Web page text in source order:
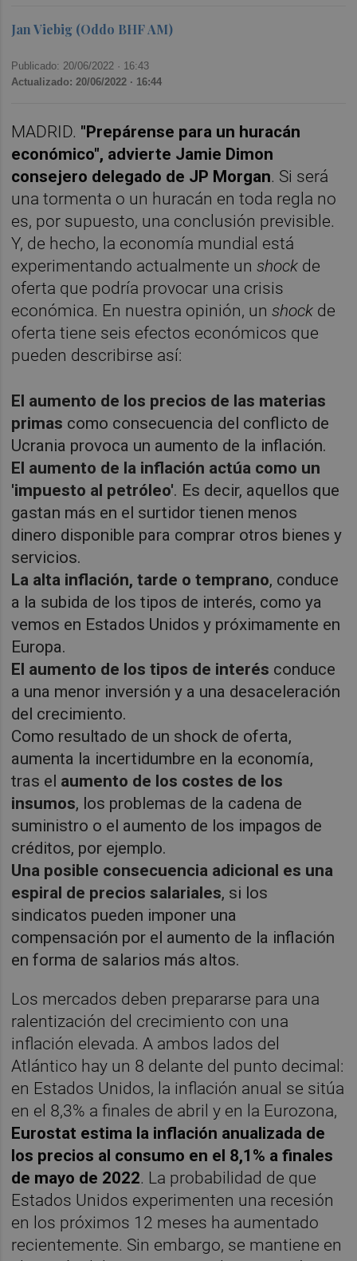
Jan Viebig (Oddo BHF AM)
Publicado: 20/06/2022 · 16:43
Actualizado: 20/06/2022 · 16:44
MADRID. "Prepárense para un huracán
económico", advierte Jamie Dimon
consejero delegado de JP Morgan. Si será
una tormenta o un huracán en toda regla no
es, por supuesto, una conclusión previsible.
Y, de hecho, la economía mundial está
experimentando actualmente un shock de
oferta que podría provocar una crisis
económica. En nuestra opinión, un shock de
oferta tiene seis efectos económicos que
pueden describirse así:
El aumento de los precios de las materias
primas como consecuencia del conflicto de
Ucrania provoca un aumento de la inflación.
El aumento de la inflación actúa como un
'impuesto al petróleo'. Es decir, aquellos que
gastan más en el surtidor tienen menos
dinero disponible para comprar otros bienes y
servicios.
La alta inflación, tarde o temprano, conduce
a la subida de los tipos de interés, como ya
vemos en Estados Unidos y próximamente en
Europa.
El aumento de los tipos de interés conduce
a una menor inversión y a una desaceleración
del crecimiento.
Como resultado de un shock de oferta,
aumenta la incertidumbre en la economía,
tras el aumento de los costes de los
insumos, los problemas de la cadena de
suministro o el aumento de los impagos de
créditos, por ejemplo.
Una posible consecuencia adicional es una
espiral de precios salariales, si los
sindicatos pueden imponer una
compensación por el aumento de la inflación
en forma de salarios más altos.
Los mercados deben prepararse para una
ralentización del crecimiento con una
inflación elevada. A ambos lados del
Atlántico hay un 8 delante del punto decimal:
en Estados Unidos, la inflación anual se sitúa
en el 8,3% a finales de abril y en la Eurozona,
Eurostat estima la inflación anualizada de
los precios al consumo en el 8,1% a finales
de mayo de 2022. La probabilidad de que
Estados Unidos experimenten una recesión
en los próximos 12 meses ha aumentado
recientemente. Sin embargo, se mantiene en